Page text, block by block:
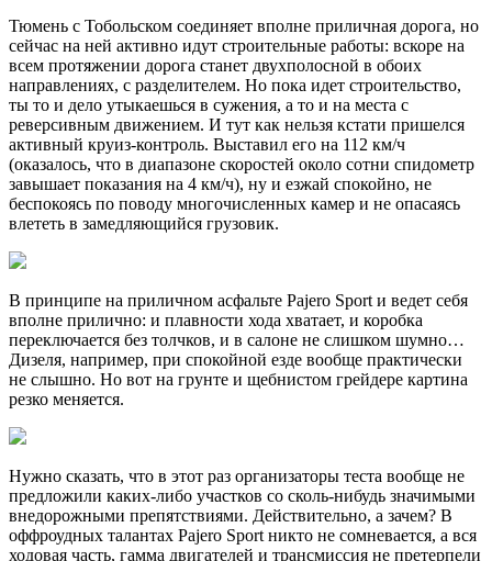
Тюмень с Тобольском соединяет вполне приличная дорога, но
сейчас на ней активно идут строительные работы: вскоре на
всем протяжении дорога станет двухполосной в обоих
направлениях, с разделителем. Но пока идет строительство,
ты то и дело утыкаешься в сужения, а то и на места с
реверсивным движением. И тут как нельзя кстати пришелся
активный круиз-контроль. Выставил его на 112 км/ч
(оказалось, что в диапазоне скоростей около сотни спидометр
завышает показания на 4 км/ч), ну и езжай спокойно, не
беспокоясь по поводу многочисленных камер и не опасаясь
влететь в замедляющийся грузовик.
В принципе на приличном асфальте Pajero Sport и ведет себя
вполне прилично: и плавности хода хватает, и коробка
переключается без толчков, и в салоне не слишком шумно…
Дизеля, например, при спокойной езде вообще практически
не слышно. Но вот на грунте и щебнистом грейдере картина
резко меняется.
Нужно сказать, что в этот раз организаторы теста вообще не
предложили каких-либо участков со сколь-нибудь значимыми
внедорожными препятствиями. Действительно, а зачем? В
оффроудных талантах Pajero Sport никто не сомневается, а вся
ходовая часть, гамма двигателей и трансмиссия не претерпели